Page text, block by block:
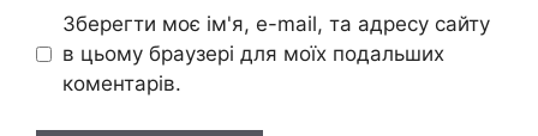
Зберегти моє ім'я, e-mail, та адресу сайту
в цьому браузері для моїх подальших
коментарів.